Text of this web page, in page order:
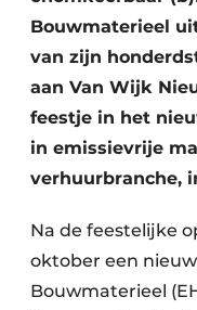
Duurzaamheid &
Fundering
Kopen/Huren/
Sloop & Recycling
Bouwmaterieel
van zijn
aan Van Wijk
feestje in het
in emissievrije
verhuurbranche,
Na de feestelijke
oktober een
Bouwmaterieel